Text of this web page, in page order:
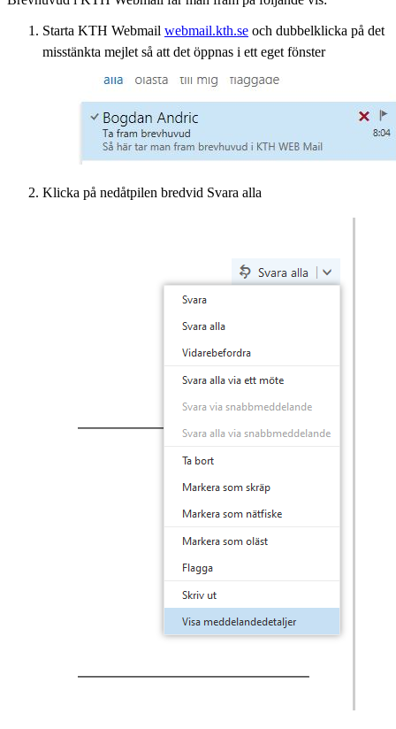
Starta KTH Webmail webmail.kth.se och dubbelklicka på det
misstänkta mejlet så att det öppnas i ett eget fönster
Klicka på nedåtpilen bredvid Svara alla